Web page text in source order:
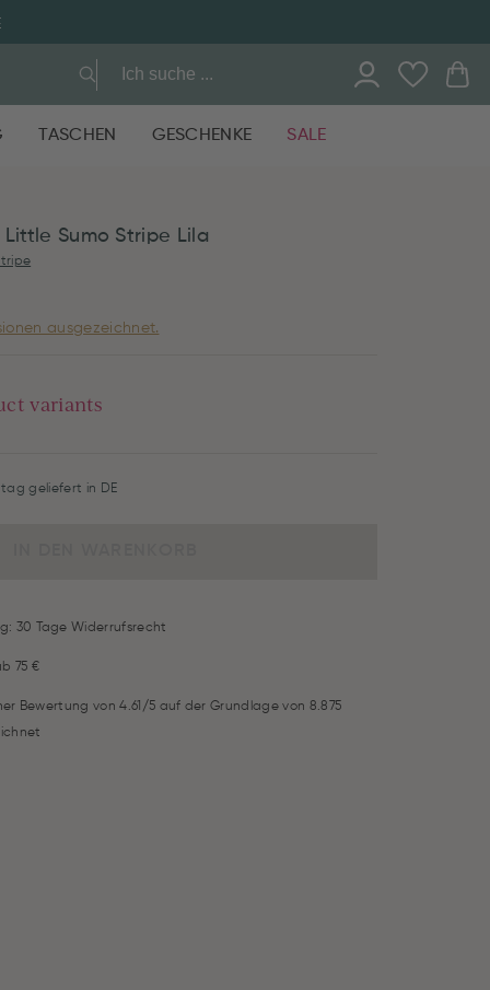
TASCHEN GESCHENKE SALE
Little Sumo Stripe Lila
ausgezeichnet.
variants
geliefert in DE
30 Tage Widerrufsrecht
75 €
Bewertung von 4.61/5 auf der Grundlage von 8.875